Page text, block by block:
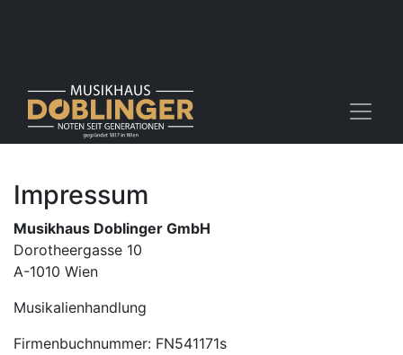
Impressum
Musikhaus Doblinger GmbH
Dorotheergasse 10
A-1010 Wien
Musikalienhandlung
Firmenbuchnummer: FN541171s